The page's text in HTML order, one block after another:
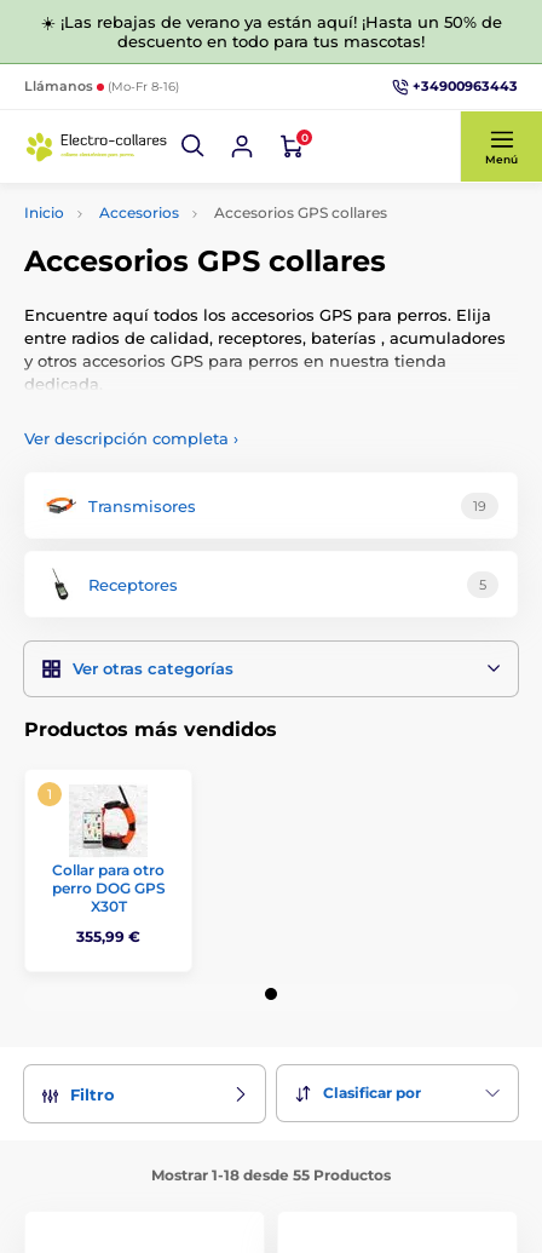
☀️ ¡Las rebajas de verano ya están aquí! ¡Hasta un 50% de
descuento en todo para tus mascotas!
Llámanos (Mo-Fr 8-16) +34900963443
0
Menú
Inicio Accesorios Accesorios GPS collares
Accesorios GPS collares
Encuentre aquí todos los accesorios GPS para perros. Elija
entre radios de calidad, receptores, baterías , acumuladores
y otros accesorios GPS para perros en nuestra tienda
dedicada.
parámetros.
Ver descripción completa ›
Transmisores 19
Receptores 5
Ver otras categorías
Productos más vendidos
Collar para otro
perro DOG GPS
X30T
355,99 €
Filtro Clasificar por
Mostrar 1-18 desde 55 Productos